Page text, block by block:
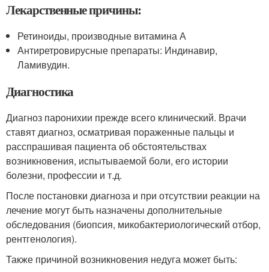
Лекарственные причины:
Ретиноиды, производные витамина А
Антиретровирусные препараты: Индинавир,
Ламивудин.
Диагностика
Диагноз паронихии прежде всего клинический. Врачи
ставят диагноз, осматривая пораженные пальцы и
расспрашивая пациента об обстоятельствах
возникновения, испытываемой боли, его истории
болезни, профессии и т.д.
После постановки диагноза и при отсутствии реакции на
лечение могут быть назначены дополнительные
обследования (биопсия, микобактериологический отбор,
рентгенология).
Также причиной возникновения недуга может быть: